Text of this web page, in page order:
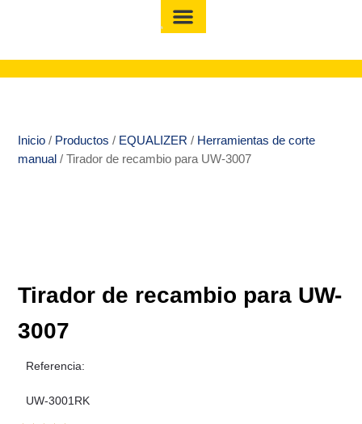
Inicio / Productos / EQUALIZER / Herramientas de corte
manual / Tirador de recambio para UW-3007
Tirador de recambio para UW-
3007
Referencia:
UW-3001RK